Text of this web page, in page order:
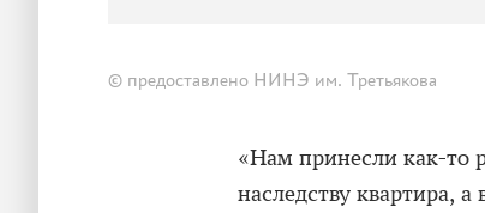
© предоставлено НИНЭ им. Третьякова
«Нам принесли как-то
наследству квартира, а